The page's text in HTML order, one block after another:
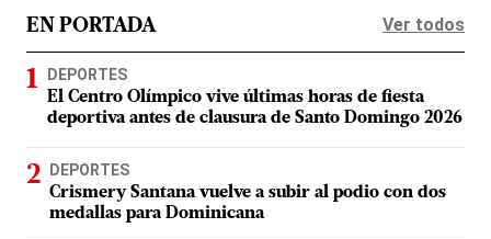
EN PORTADA Ver todos
DEPORTES
El Centro Olímpico vive últimas horas de fiesta
deportiva antes de clausura de Santo Domingo 2026
DEPORTES
Crismery Santana vuelve a subir al podio con dos
medallas para Dominicana